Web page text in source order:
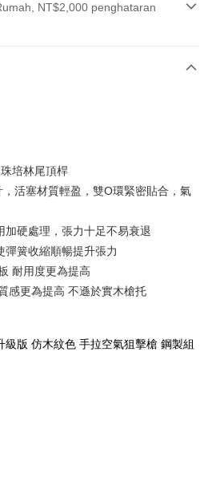
NT$2,000 penghataran
Chang Hwa Commercial
Bank
Fubon
Mega International
Commercial Bank
Taichung Commercial
kaedah pembayaran, mesej
selepas pengesahan SMS.
akan menerima SMS pembayaran
pemberitahuan tolak aplikasi
anda menerima produk. Sila buat
utama, ATM atau perbankan
percuma untuk pesanan
培林尾頂桿
活塞材質輕盈，雙O環緊密貼合，氣
加硬處理，張力十足不易衰退
彈簧收縮順暢提升張力
耐用度更為提高
感更為提高 不遜於實木槍托
版 仿木紋色 手拉空氣狙擊槍 鋼製組